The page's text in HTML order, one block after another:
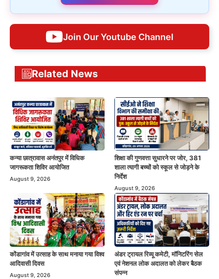
Join Our Youtube Channel
Related News
कन्या छात्रावास अनंतपुर में विधिक
जागरूकता शिविर आयोजित
August 9, 2026
शिक्षा की गुणवत्ता सुधारने पर जोर, 381
शाला त्यागी बच्चों को स्कूल से जोड़ने के
निर्देश
August 9, 2026
कोंडागांव में उत्साह के साथ मनाया गया विश्व
आदिवासी दिवस
August 9, 2026
अंडर ट्रायल रिव्यू कमेटी, मॉनिटरिंग सेल
एवं नेशनल लोक अदालत को लेकर बैठक
संपन्न